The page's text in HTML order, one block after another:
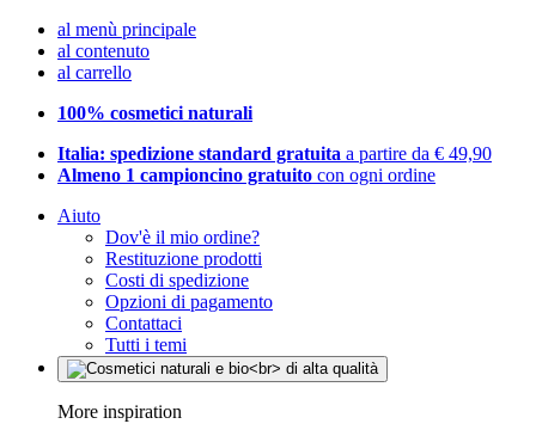
al menù principale
al contenuto
al carrello
100% cosmetici naturali
Italia: spedizione standard gratuita a partire da € 49,90
Almeno 1 campioncino gratuito con ogni ordine
Aiuto
Dov'è il mio ordine?
Restituzione prodotti
Costi di spedizione
Opzioni di pagamento
Contattaci
Tutti i temi
More inspiration